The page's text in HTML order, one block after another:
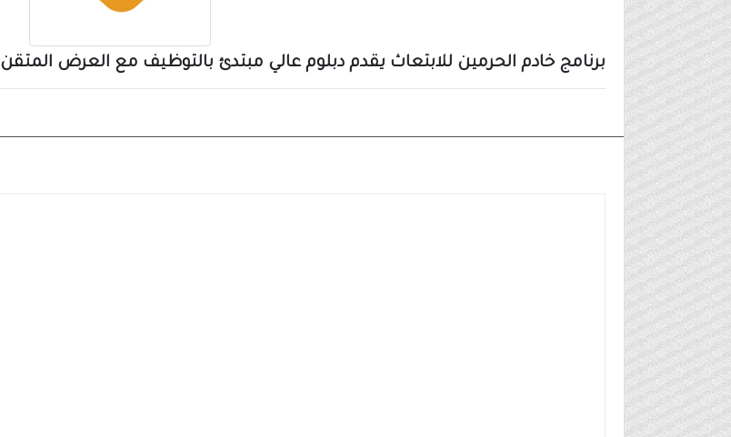
برنامج خادم الحرمين للابتعاث يقدم دبلوم عالي مبتدئ بالتوظيف مع العرض المتقن